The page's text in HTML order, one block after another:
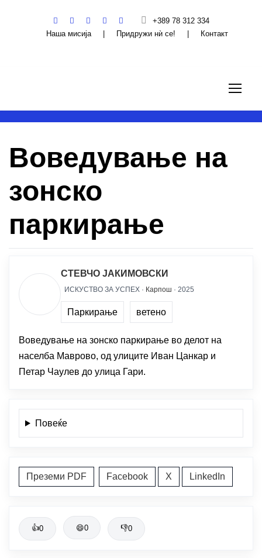
+389 78 312 334
Наша мисија
Придружи нѝ се! Контакт
Воведување на
зонско
паркирање
СТЕВЧО ЈАКИМОВСКИ
ИСКУСТВО ЗА УСПЕХ · Карпош · 2025
Паркирање ветено
Воведување на зонско паркирање во делот на
населба Маврово, од улиците Иван Цанкар и
Петар Чаулев до улица Гари.
Повеќе
Преземи PDF Facebook X LinkedIn
👍0 😄0 👎0